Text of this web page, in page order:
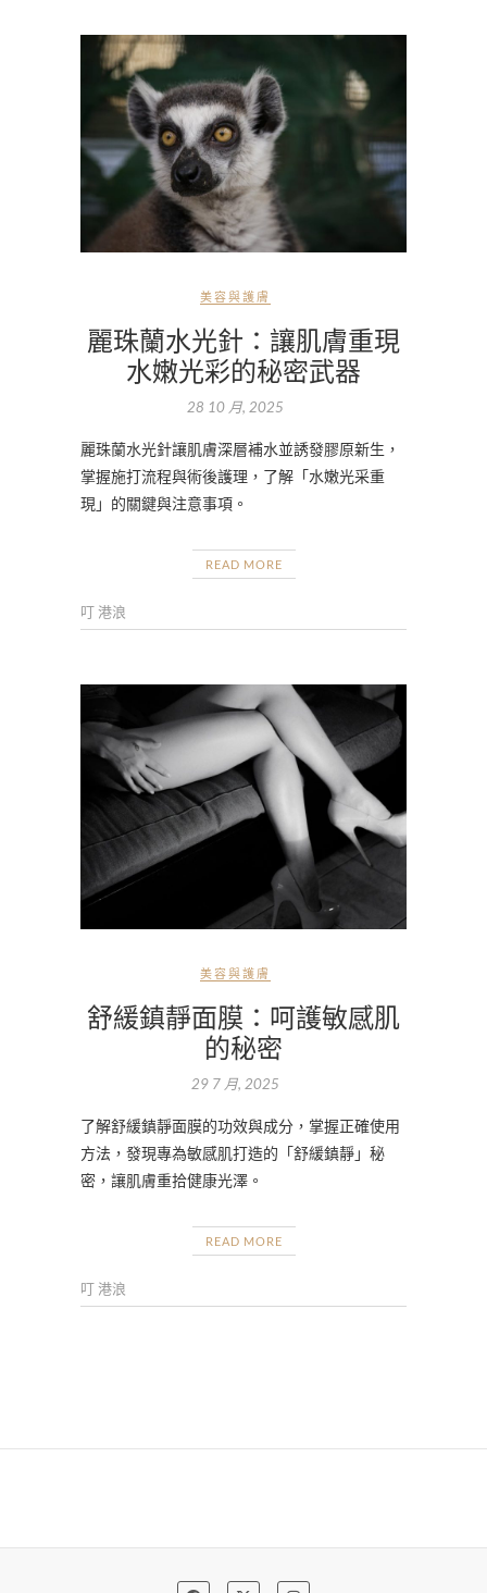
美容與護膚
麗珠蘭水光針：讓肌膚重現
水嫩光彩的秘密武器
28 10 月, 2025
麗珠蘭水光針讓肌膚深層補水並誘發膠原新生，
掌握施打流程與術後護理，了解「水嫩光采重
現」的關鍵與注意事項。
READ MORE
叮 港浪
美容與護膚
舒緩鎮靜面膜：呵護敏感肌
的秘密
29 7 月, 2025
了解舒緩鎮靜面膜的功效與成分，掌握正確使用
方法，發現專為敏感肌打造的「舒緩鎮靜」秘
密，讓肌膚重拾健康光澤。
READ MORE
叮 港浪